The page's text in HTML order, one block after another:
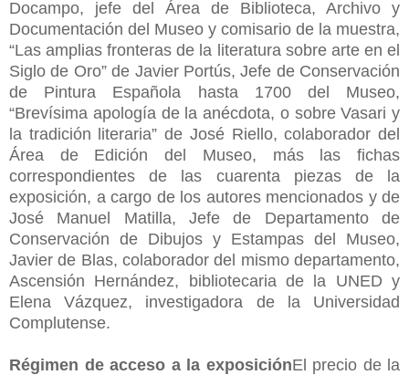
Docampo, jefe del Área de Biblioteca, Archivo y
Documentación del Museo y comisario de la muestra,
“Las amplias fronteras de la literatura sobre arte en el
Siglo de Oro” de Javier Portús, Jefe de Conservación
de Pintura Española hasta 1700 del Museo,
“Brevísima apología de la anécdota, o sobre Vasari y
la tradición literaria” de José Riello, colaborador del
Área de Edición del Museo, más las fichas
correspondientes de las cuarenta piezas de la
exposición, a cargo de los autores mencionados y de
José Manuel Matilla, Jefe de Departamento de
Conservación de Dibujos y Estampas del Museo,
Javier de Blas, colaborador del mismo departamento,
Ascensión Hernández, bibliotecaria de la UNED y
Elena Vázquez, investigadora de la Universidad
Complutense.
Régimen de acceso a la exposiciónEl precio de la